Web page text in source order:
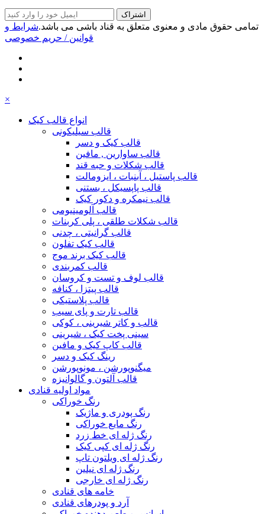
اشتراک
تمامی حقوق مادی و معنوی متعلق به قناد باشی می باشد.شرایط و
قوانین/ حریم خصوصی
×
انواع قالب کیک
قالب سیلیکونی
قالب کیک و دسر
قالب ساوارین , مافین
قالب شکلات و حبه قند
قالب پاستیل ، آبنبات ، ایزومالت
قالب پاپسیکل ، بستنی
قالب نیمکره و دکور کیک
قالب آلومینیومی
قالب شکلات طلقی ، پلی کربنات
قالب گرانیتی ، چدنی
قالب کیک تفلون
قالب کیک برند موج
قالب کمربندی
قالب لوف و تست و کروسان
قالب پیتزا ، کنافه
قالب پلاستیکی
قالب تارت و پای سیب
قالب و کاتر شیرینی ، کوکی
سینی پخت کیک ، شیرینی
قالب کاپ کیک و مافین
رینگ کیک و دسر
میگنوپورشن ، مونوپورشن
قالب آلتون و گالوانیزه
مواد اولیه قنادی
رنگ خوراکی
رنگ پودری و ماژیک
رنگ مایع خوراکی
رنگ ژله ای خط زرد
رنگ ژله ای کپی کیک
رنگ ژله ای ویلتون تاپ
رنگ ژله ای نیلین
رنگ ژله ای خارجی
خامه های قنادی
آرد و پودرهای قنادی